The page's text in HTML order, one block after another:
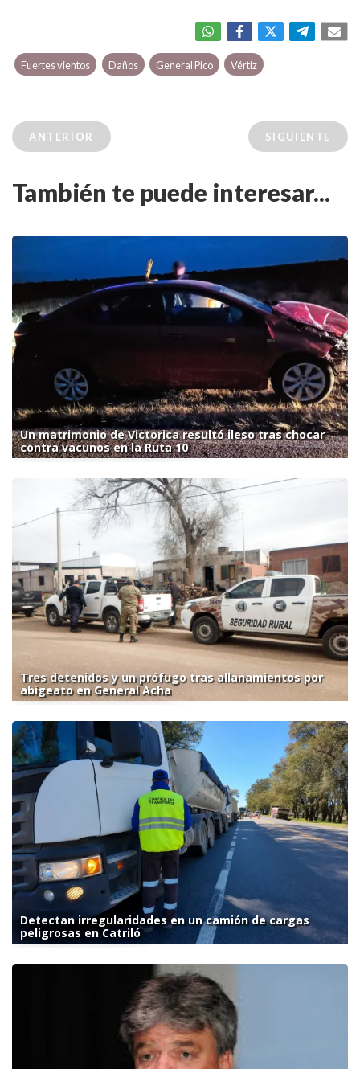
Fuertes vientos Daños General Pico Vértiz
ANTERIOR SIGUIENTE
También te puede interesar...
Un matrimonio de Victorica resultó ileso tras chocar
contra vacunos en la Ruta 10
Tres detenidos y un prófugo tras allanamientos por
abigeato en General Acha
Detectan irregularidades en un camión de cargas
peligrosas en Catriló